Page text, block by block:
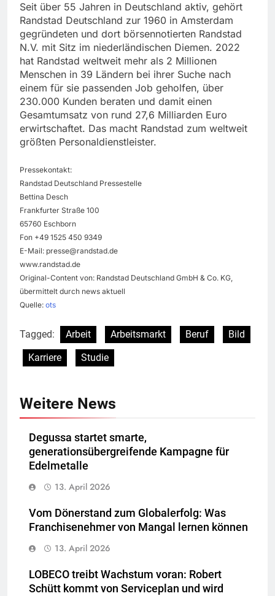
Seit über 55 Jahren in Deutschland aktiv, gehört
Randstad Deutschland zur 1960 in Amsterdam
gegründeten und dort börsennotierten Randstad
N.V. mit Sitz im niederländischen Diemen. 2022
hat Randstad weltweit mehr als 2 Millionen
Menschen in 39 Ländern bei ihrer Suche nach
einem für sie passenden Job geholfen, über
230.000 Kunden beraten und damit einen
Gesamtumsatz von rund 27,6 Milliarden Euro
erwirtschaftet. Das macht Randstad zum weltweit
größten Personaldienstleister.
Pressekontakt:
Randstad Deutschland Pressestelle
Bettina Desch
Frankfurter Straße 100
65760 Eschborn
Fon +49 1525 450 9349
E-Mail: presse@randstad.de
www.randstad.de
Original-Content von: Randstad Deutschland GmbH & Co. KG,
übermittelt durch news aktuell
Quelle: ots
Tagged: Arbeit Arbeitsmarkt Beruf
Bild
Karriere
Studie
Weitere News
Degussa startet smarte,
generationsübergreifende Kampagne für
Edelmetalle
13. April 2026
Vom Dönerstand zum Globalerfolg: Was
Franchisenehmer von Mangal lernen können
13. April 2026
LOBECO treibt Wachstum voran: Robert
Schütt kommt von Serviceplan und wird